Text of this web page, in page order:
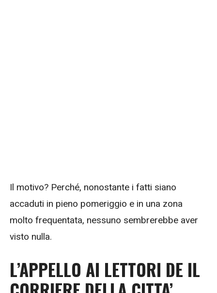
Il motivo? Perché, nonostante i fatti siano
accaduti in pieno pomeriggio e in una zona
molto frequentata, nessuno sembrerebbe aver
visto nulla.
L’APPELLO AI LETTORI DE IL